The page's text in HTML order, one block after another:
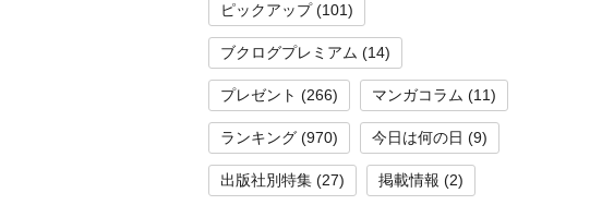
ピックアップ(101)
ブクログプレミアム (14)
プレゼント (266) マンガコラム (11)
ランキング (970) 今日は何の日 (9)
出版社別特集 (27) 掲載情報 (2)